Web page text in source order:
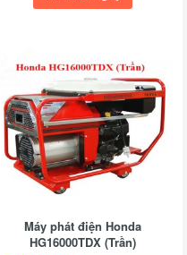
Máy phát điện Honda
HG16000TDX (Trần)